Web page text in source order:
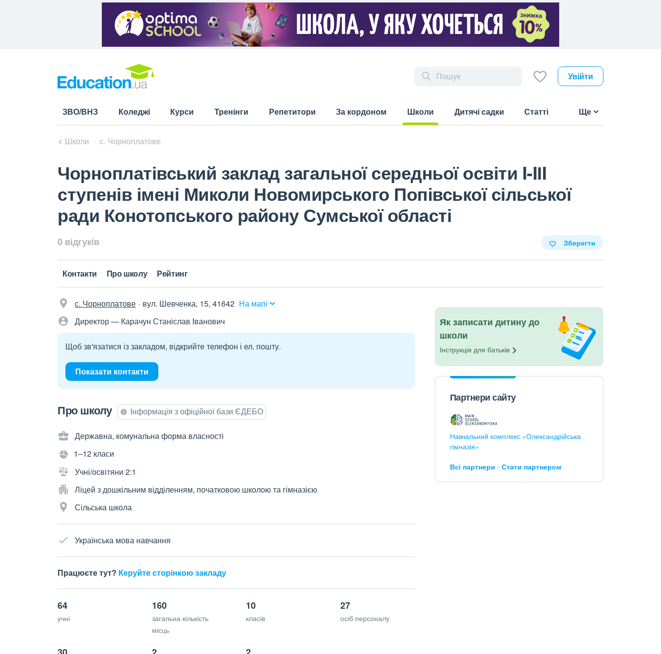
Увійти
ЗВО/ВНЗ Коледжі Курси Тренінги Репетитори За кордоном
Школи
Дитячі садки Статті Ще
Школи с. Чорноплатове
Чорноплатівський заклад загальної середньої освіти I-IІI
ступенів імені Миколи Новомирського Попівської сільської
ради Конотопського району Сумської області
0 відгуків Зберегти
Контакти Про школу Рейтинг
с. Чорноплатове вул. Шевченка, 15, 41642 На мапі
Директор — Карачун Станіслав Іванович
Щоб зв'язатися із закладом, відкрийте телефон і ел. пошту.
Показати контакти
Про школу Інформація з офіційної бази ЄДЕБО
Державна, комунальна форма власності
1–12 класи
Учні/освітяни 2:1
Ліцей з дошкільним відділенням, початковою школою та гімназією
Сільська школа
Українська мова навчання
Працюєте тут? Керуйте сторінкою закладу
64
учні
160
загальна кількість
місць
10
класів
27
осіб персоналу
Як записати дитину до
школи
Інструкція для батьків
Партнери сайту
Навчальний комплекс «Олександрійська
гімназія»
Всі партнери Стати партнером